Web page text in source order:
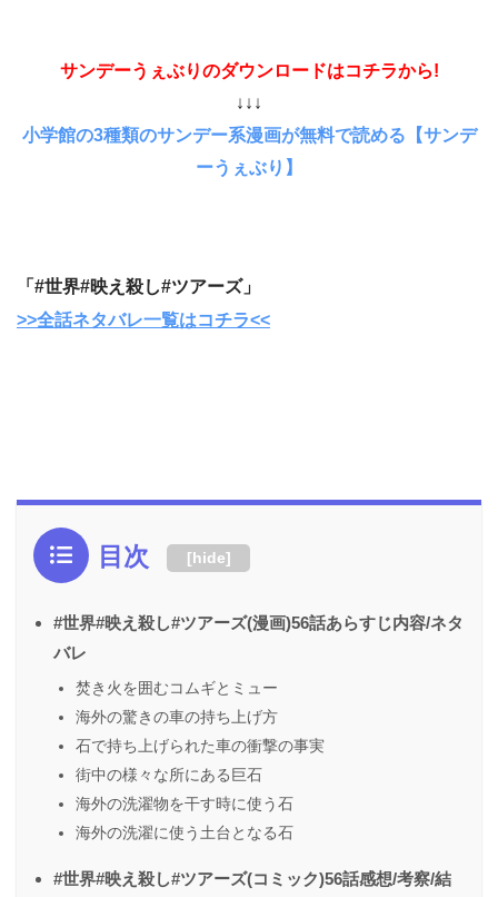
サンデーうぇぶりのダウンロードはコチラから!
↓↓↓
小学館の3種類のサンデー系漫画が無料で読める【サンデ
ーうぇぶり】
「#世界#映え殺し#ツアーズ」
>>全話ネタバレ一覧はコチラ<<
目次 [hide]
#世界#映え殺し#ツアーズ(漫画)56話あらすじ内容/ネタ
バレ
焚き火を囲むコムギとミュー
海外の驚きの車の持ち上げ方
石で持ち上げられた車の衝撃の事実
街中の様々な所にある巨石
海外の洗濯物を干す時に使う石
海外の洗濯に使う土台となる石
#世界#映え殺し#ツアーズ(コミック)56話感想/考察/結